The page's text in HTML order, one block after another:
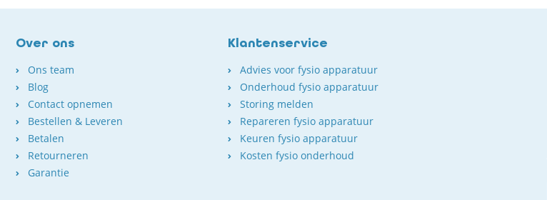
Over ons
Ons team
Blog
Contact opnemen
Bestellen & Leveren
Betalen
Retourneren
Garantie
Klantenservice
Advies voor fysio apparatuur
Onderhoud fysio apparatuur
Storing melden
Repareren fysio apparatuur
Keuren fysio apparatuur
Kosten fysio onderhoud